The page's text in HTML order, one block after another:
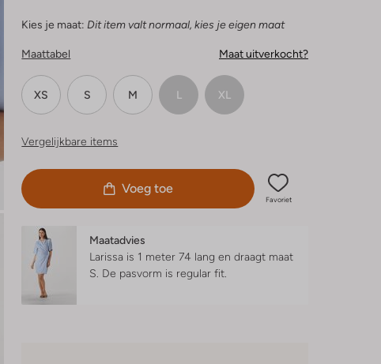
Kies je maat: Dit item valt normaal, kies je eigen maat
Maattabel Maat uitverkocht?
XS S M L XL
Vergelijkbare items
Voeg toe
Favoriet
Maatadvies
Larissa is 1 meter 74 lang en draagt maat
S. De pasvorm is regular fit